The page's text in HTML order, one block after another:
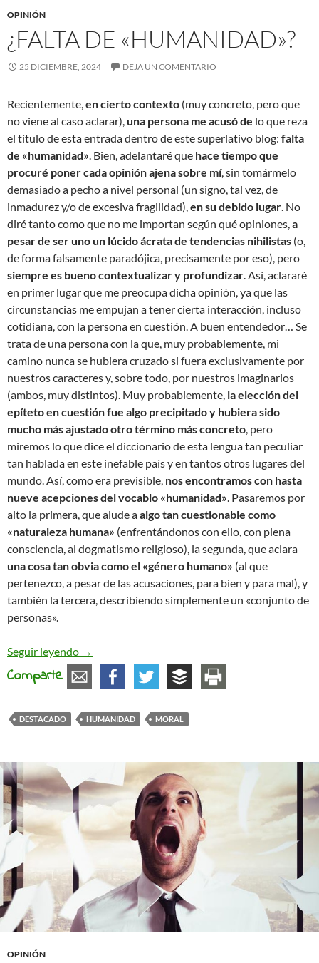
OPINIÓN
¿FALTA DE «HUMANIDAD»?
25 DICIEMBRE, 2024 DEJA UN COMENTARIO
Recientemente, en cierto contexto (muy concreto, pero que
no viene al caso aclarar), una persona me acusó de lo que reza
el título de esta entrada dentro de este superlativo blog: falta
de «humanidad» . Bien, adelantaré que hace tiempo que
procuré poner cada opinión ajena sobre mí, sin tomármelo
demasiado a pecho a nivel personal (un signo, tal vez, de
inmadurez y/o de excesiva fragilidad), en su debido lugar . No
diré tanto como que no me importan según qué opiniones, a
pesar de ser uno un lúcido ácrata de tendencias nihilistas (o,
de forma falsamente paradójica, precisamente por eso), pero
siempre es bueno contextualizar y profundizar . Así, aclararé
en primer lugar que me preocupa dicha opinión, ya que las
circunstancias me empujan a tener cierta interacción, incluso
cotidiana, con la persona en cuestión. A buen entendedor… Se
trata de una persona con la que, muy probablemente, mi
camino nunca se hubiera cruzado si fuera exclusivamente por
nuestros caracteres y, sobre todo, por nuestros imaginarios
(ambos, muy distintos). Muy probablemente, la elección del
epíteto en cuestión fue algo precipitado y hubiera sido
mucho más ajustado otro término más concreto , pero
miremos lo que dice el diccionario de esta lengua tan peculiar
tan hablada en este inefable país y en tantos otros lugares del
mundo. Así, como era previsible, nos encontramos con hasta
nueve acepciones del vocablo «humanidad» . Pasaremos por
alto la primera, que alude aalgo tan cuestionable como
«naturaleza humana» (enfrentándonos con ello, con plena
consciencia, al dogmatismo religioso), la segunda, que aclara
una cosa tan obvia como el «género humano» (al que
pertenezco, a pesar de las acusaciones, para bien y para mal), y
también la tercera, describiendo simplemente un «conjunto de
personas».
Seguir leyendo ¿Falta de «humanidad»?
→
Comparte
DESTACADO HUMANIDAD MORAL
OPINIÓN